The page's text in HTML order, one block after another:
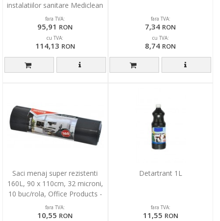
instalatiilor sanitare Mediclean
MC320, 5L
fara TVA:
95,91 RON
cu TVA:
114,13 RON
fara TVA:
7,34 RON
cu TVA:
8,74 RON
Saci menaj super rezistenti
160L, 90 x 110cm, 32 microni,
10 buc/rola, Office Products -
negri
fara TVA:
10,55 RON
Detartrant 1L
fara TVA:
11,55 RON